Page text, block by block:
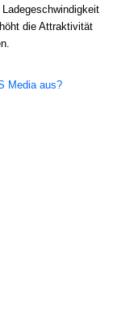
die Attraktivität
Media aus?